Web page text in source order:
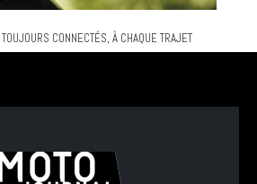
CONNECTÉS, À CHAQUE TRAJET